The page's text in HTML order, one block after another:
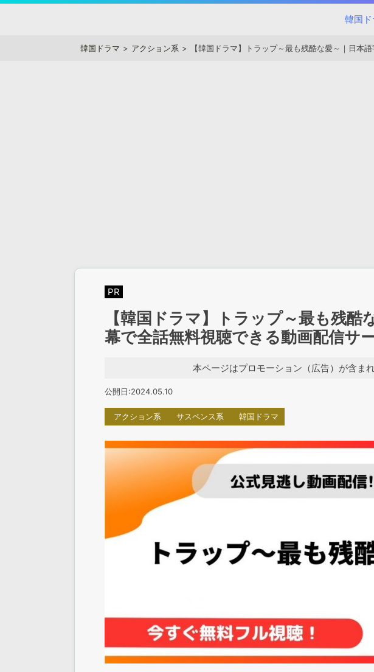
韓国ド
韓国ドラマ アクション系 【韓国ドラマ】トラップ～最も残酷な愛～｜日本
PR
【韓国ドラマ】トラップ～最も残酷
幕で全話無料視聴できる動画配信サ
本ページはプロモーション（広告）が含ま
公開日:2024.05.10
アクション系 サスペンス系 韓国ドラマ